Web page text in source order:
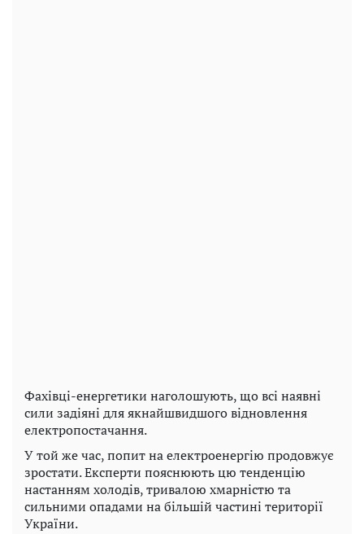
Фахівці-енергетики наголошують, що всі наявні
сили задіяні для якнайшвидшого відновлення
електропостачання.
У той же час, попит на електроенергію продовжує
зростати. Експерти пояснюють цю тенденцію
настанням холодів, тривалою хмарністю та
сильними опадами на більшій частині території
України.